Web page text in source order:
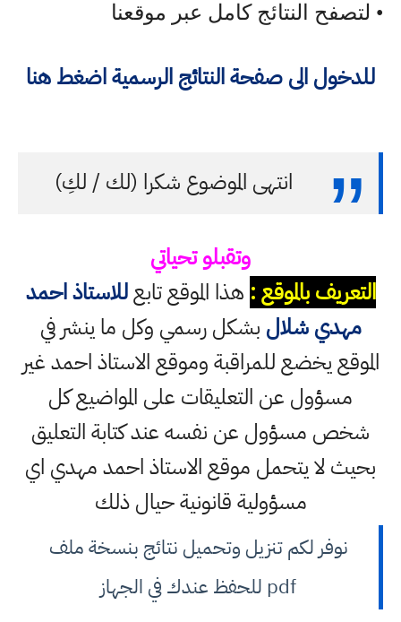
• لتصفح النتائج كامل عبر موقعنا
للدخول الى صفحة النتائج الرسمية اضغط هنا
انتهى الموضوع شكرا (لك / لكِ)
وتقبلو تحياتي
التعريف بالموقع : هذا الموقع تابعللاستاذ احمد
مهدي شلال بشكل رسمي وكل ما ينشر في
الموقع يخضع للمراقبة وموقع الاستاذ احمد غير
مسؤول عن التعليقات على المواضيع كل
شخص مسؤول عن نفسه عند كتابة التعليق
بحيث لا يتحمل موقع الاستاذ احمد مهدي اي
مسؤولية قانونية حيال ذلك
نوفر لكم تنزيل وتحميل نتائج بنسخة ملف
pdf للحفظ عندك في الجهاز